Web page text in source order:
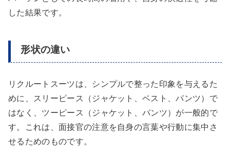
した結果です。
形状の違い
リクルートスーツは、シンプルで整った印象を与えるた
めに、スリーピース（ジャケット、ベスト、パンツ）で
はなく、ツーピース（ジャケット、パンツ）が一般的で
す。これは、面接官の注意を自身の言葉や行動に集中さ
せるためのものです。